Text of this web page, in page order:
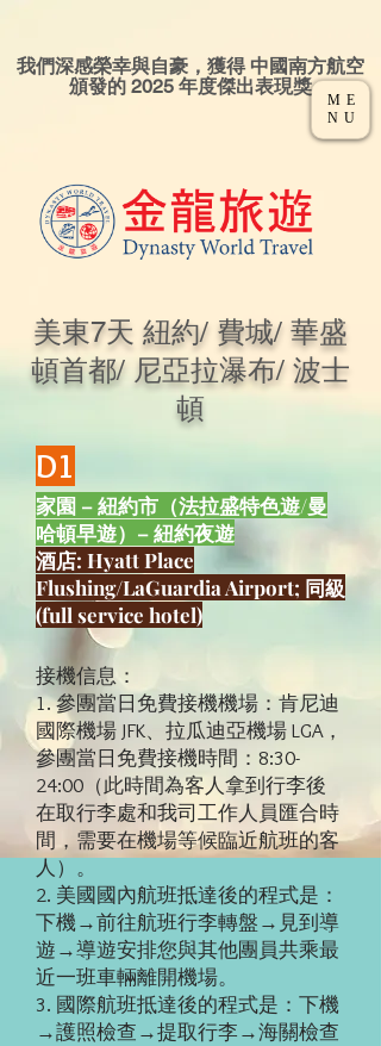
我們深感榮幸與自豪，獲得 中國南方航空
頒發的 2025 年度傑出表現獎
ME
NU
美東7天 紐約/ 費城/ 華盛
頓首都/ 尼亞拉瀑布/ 波士
頓
D1
家園 – 紐約市（法拉盛特色遊/曼
哈頓早遊）– 紐約夜遊
酒店: Hyatt Place
Flushing/LaGuardia Airport; 同級
(full service hotel)
接機信息：
1. 參團當日免費接機機場：肯尼迪
國際機場 JFK、拉瓜迪亞機場 LGA，
參團當日免費接機時間：8:30-
24:00（此時間為客人拿到行李後
在取行李處和我司工作人員匯合時
間，需要在機場等候臨近航班的客
人）。
2. 美國國內航班抵達後的程式是：
下機→前往航班行李轉盤→見到導
遊→導遊安排您與其他團員共乘最
近一班車輛離開機場。
3. 國際航班抵達後的程式是：下機
→護照檢查→提取行李→海關檢查